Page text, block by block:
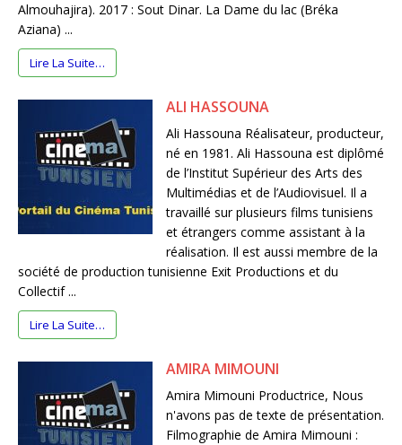
Almouhajira). 2017 : Sout Dinar. La Dame du lac (Bréka
Aziana) ...
Lire La Suite…
ALI HASSOUNA
Ali Hassouna Réalisateur, producteur,
né en 1981. Ali Hassouna est diplômé
de l’Institut Supérieur des Arts des
Multimédias et de l’Audiovisuel. Il a
travaillé sur plusieurs films tunisiens
et étrangers comme assistant à la
réalisation. Il est aussi membre de la
société de production tunisienne Exit Productions et du
Collectif ...
Lire La Suite…
AMIRA MIMOUNI
Amira Mimouni Productrice, Nous
n'avons pas de texte de présentation.
Filmographie de Amira Mimouni :